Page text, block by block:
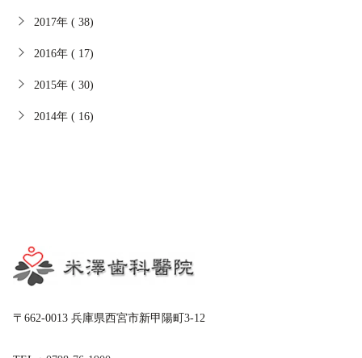
2017年 ( 38)
2016年 ( 17)
2015年 ( 30)
2014年 ( 16)
〒662-0013 兵庫県西宮市新甲陽町3-12